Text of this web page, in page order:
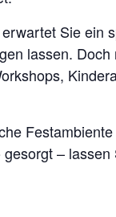
Sie ein
lassen. Doch
– lassen